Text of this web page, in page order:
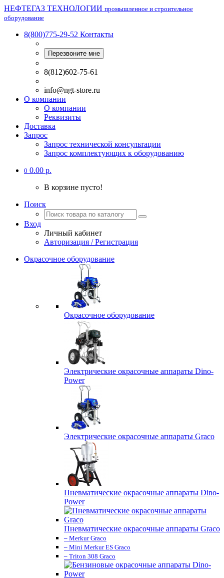
НЕФТЕГАЗ ТЕХНОЛОГИИ промышленное и строительное
оборудование
8(800)775-29-52 Контакты
Перезвоните мне
8(812)602-75-61
info@ngt-store.ru
О компании
О компании
Реквизиты
Доставка
Запрос
Запрос технической консультации
Запрос комплектующих к оборудованию
0 0.00 р.
В корзине пусто!
Поиск
Вход
Личный кабинет
Авторизация / Регистрация
Окрасочное оборудование
Окрасочное оборудование
Электрические окрасочные аппараты Dino-
Power
Электрические окрасочные аппараты Graco
Пневматические окрасочные аппараты Dino-
Power
Пневматические окрасочные аппараты Graco
– Merkur Graco
– Mini Merkur ES Graco
– Triton 308 Graco